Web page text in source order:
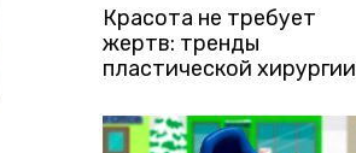
Красота не требует
жертв: тренды
пластической хирургии